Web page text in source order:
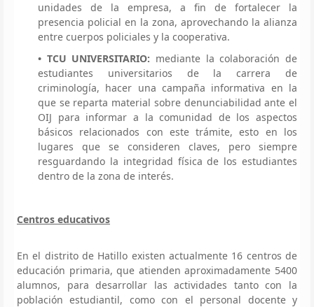
unidades de la empresa, a fin de fortalecer la
presencia policial en la zona, aprovechando la alianza
entre cuerpos policiales y la cooperativa.
• TCU UNIVERSITARIO: mediante la colaboración de
estudiantes universitarios de la carrera de
criminología, hacer una campaña informativa en la
que se reparta material sobre denunciabilidad ante el
OIJ para informar a la comunidad de los aspectos
básicos relacionados con este trámite, esto en los
lugares que se consideren claves, pero siempre
resguardando la integridad física de los estudiantes
dentro de la zona de interés.
Centros educativos
En el distrito de Hatillo existen actualmente 16 centros de
educación primaria, que atienden aproximadamente 5400
alumnos, para desarrollar las actividades tanto con la
población estudiantil, como con el personal docente y